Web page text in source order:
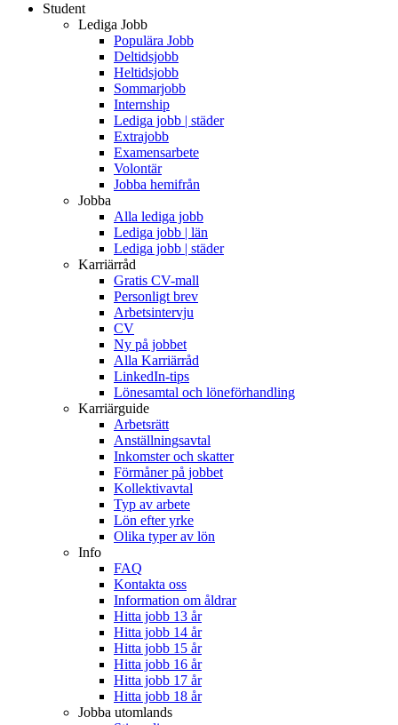
Student
Lediga Jobb
Populära Jobb
Deltidsjobb
Heltidsjobb
Sommarjobb
Internship
Lediga jobb | städer
Extrajobb
Examensarbete
Volontär
Jobba hemifrån
Jobba
Alla lediga jobb
Lediga jobb | län
Lediga jobb | städer
Karriärråd
Gratis CV-mall
Personligt brev
Arbetsintervju
CV
Ny på jobbet
Alla Karriärråd
LinkedIn-tips
Lönesamtal och löneförhandling
Karriärguide
Arbetsrätt
Anställningsavtal
Inkomster och skatter
Förmåner på jobbet
Kollektivavtal
Typ av arbete
Lön efter yrke
Olika typer av lön
Info
FAQ
Kontakta oss
Information om åldrar
Hitta jobb 13 år
Hitta jobb 14 år
Hitta jobb 15 år
Hitta jobb 16 år
Hitta jobb 17 år
Hitta jobb 18 år
Jobba utomlands